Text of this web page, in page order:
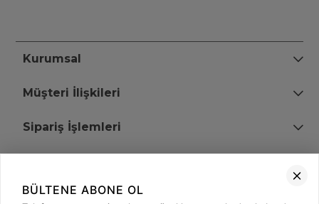
Kurumsal
Müşteri İlişkileri
Sipariş İşlemleri
+90 (850) 473 08 08
BÜLTENE ABONE OL